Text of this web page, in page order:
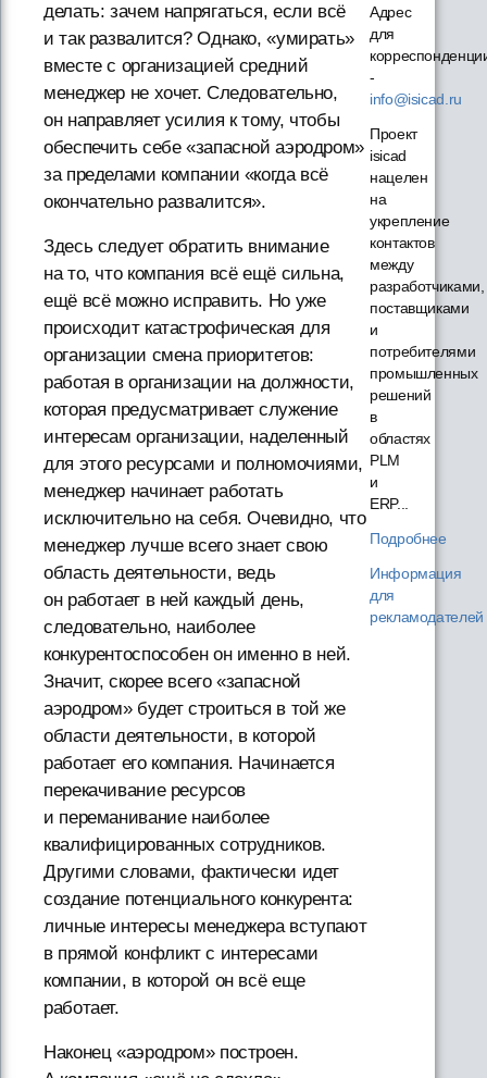
делать: зачем напрягаться, если всё
и так развалится? Однако, «умирать»
вместе с организацией средний
менеджер не хочет. Следовательно,
он направляет усилия к тому, чтобы
обеспечить себе «запасной аэродром»
за пределами компании «когда всё
окончательно развалится».
Здесь следует обратить внимание
на то, что компания всё ещё сильна,
ещё всё можно исправить. Но уже
происходит катастрофическая для
организации смена приоритетов:
работая в организации на должности,
которая предусматривает служение
интересам организации, наделенный
для этого ресурсами и полномочиями,
менеджер начинает работать
исключительно на себя. Очевидно, что
менеджер лучше всего знает свою
область деятельности, ведь
он работает в ней каждый день,
следовательно, наиболее
конкурентоспособен он именно в ней.
Значит, скорее всего «запасной
аэродром» будет строиться в той же
области деятельности, в которой
работает его компания. Начинается
перекачивание ресурсов
и переманивание наиболее
квалифицированных сотрудников.
Другими словами, фактически идет
создание потенциального конкурента:
личные интересы менеджера вступают
в прямой конфликт с интересами
компании, в которой он всё еще
работает.
Наконец «аэродром» построен.
Адрес
для
-
info@isicad.ru
Проект
isicad
нацелен
на
укрепление
контактов
между
разработчиками,
поставщиками
и
потребителями
промышленных
решений
в
областях
PLM
и
ERP...
Подробнее
Информация
для
рекламодателей